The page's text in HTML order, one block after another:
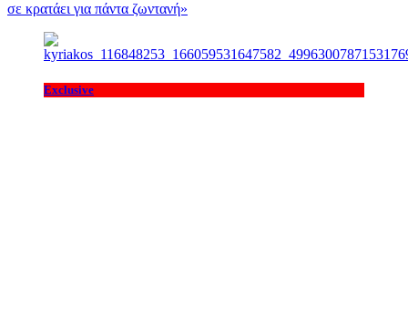
σε κρατάει για πάντα ζωντανή»
Exclusive